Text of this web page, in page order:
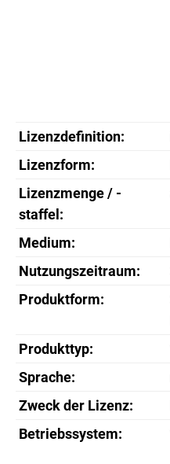
Lizenzdefinition:
Lizenzform:
Lizenzmenge / -
staffel:
Medium:
Nutzungszeitraum:
Produktform:
Produkttyp:
Sprache:
Zweck der Lizenz:
Betriebssystem: